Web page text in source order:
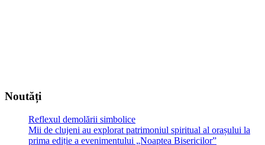
Noutăți
Reflexul demolării simbolice
Mii de clujeni au explorat patrimoniul spiritual al orașului la
prima ediție a evenimentului „Noaptea Bisericilor”